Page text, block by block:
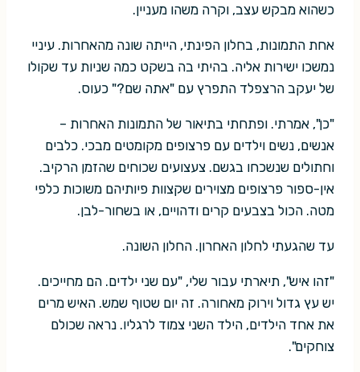
כשהוא מבקש עצב, וקרה משהו מעניין.
אחת התמונות, בחלון הפינתי, הייתה שונה מהאחרות. עיניי
נמשכו ישירות אליה. בהיתי בה בשקט כמה שניות עד שקולו
של יעקב הרצפלד התפרץ עם "אתה שם?" כעוס.
"כן", אמרתי. ופתחתי בתיאור של התמונות האחרות –
אנשים, נשים וילדים עם פרצופים מקומטים מבכי. כלבים
וחתולים שנשכחו בגשם. צעצועים שכוחים שהזמן הרקיב.
אין-ספור פרצופים מצוירים שקצוות פיותיהם משוכות כלפי
מטה. הכול בצבעים קרים ודהויים, או בשחור-לבן.
עד שהגעתי לחלון האחרון. החלון השונה.
"זהו איש", תיארתי עבור שלי, "עם שני ילדים. הם מחייכים.
יש עץ גדול וירוק מאחורה. זה יום שטוף שמש. האיש מרים
את אחד הילדים, הילד השני צמוד לרגליו. נראה שכולם
צוחקים".